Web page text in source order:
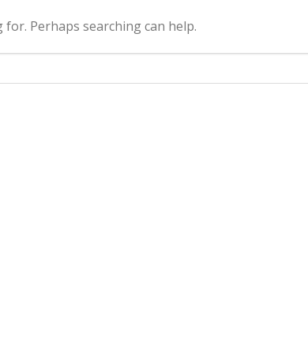
for. Perhaps searching can help.